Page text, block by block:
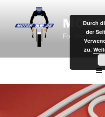
springen
For the Best
Durch
der
zu.